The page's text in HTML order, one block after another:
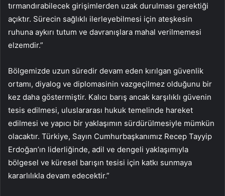
tırmandırabilecek girişimlerden uzak durulması gerektiği
açıktır. Sürecin sağlıklı ilerleyebilmesi için ateşkesin
ruhuna aykırı tutum ve davranışlara mahal verilmemesi
elzemdir.”
Bölgemizde uzun süredir devam eden kırılgan güvenlik
ortamı, diyalog ve diplomasinin vazgeçilmez olduğunu bir
kez daha göstermiştir. Kalıcı barış ancak karşılıklı güvenin
tesis edilmesi, uluslararası hukuk temelinde hareket
edilmesi ve yapıcı bir yaklaşımın sürdürülmesiyle mümkün
olacaktır. Türkiye, Sayın Cumhurbaşkanımız Recep Tayyip
Erdoğan’ın liderliğinde, adil ve dengeli yaklaşımıyla
bölgesel ve küresel barışın tesisi için katkı sunmaya
kararlılıkla devam edecektir.”